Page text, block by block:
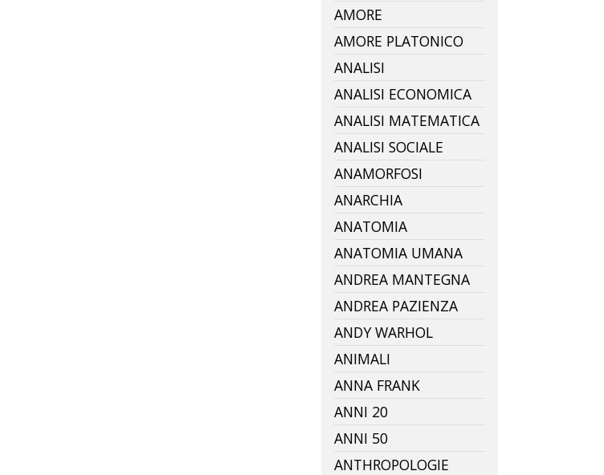
AMORE
AMORE PLATONICO
ANALISI
ANALISI ECONOMICA
ANALISI MATEMATICA
ANALISI SOCIALE
ANAMORFOSI
ANARCHIA
ANATOMIA
ANATOMIA UMANA
ANDREA MANTEGNA
ANDREA PAZIENZA
ANDY WARHOL
ANIMALI
ANNA FRANK
ANNI 20
ANNI 50
ANTHROPOLOGIE